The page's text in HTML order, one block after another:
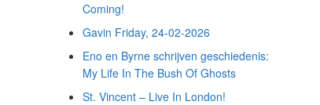
Coming!
Gavin Friday, 24-02-2026
Eno en Byrne schrijven geschiedenis:
My Life In The Bush Of Ghosts
St. Vincent – Live In London!